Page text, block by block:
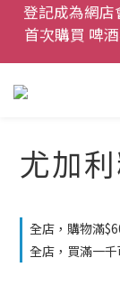
登記成為網
首次購買 啤
網店會員一
今期優惠!! 濕
登記成為網店
首次購買 啤
尤加
全店，購物滿
全店，買滿一